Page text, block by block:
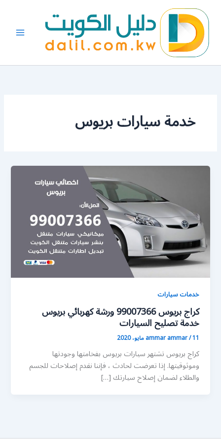
المحتوى
خدمة سيارات بريوس
خدمات سيارات
كراج بريوس 99007366 ورشة كهربائي بريوس
خدمة تصليح السيارات
ammar ammar/11 مايو، 2020
كراج بريوس تشتهر سيارات بريوس بفخامتها وجودتها
وموثوقيتها. إذا تعرضت لحادث ، فإننا نقدم إصلاحات للجسم
والطلاء لضمان إصلاح سيارتك […]